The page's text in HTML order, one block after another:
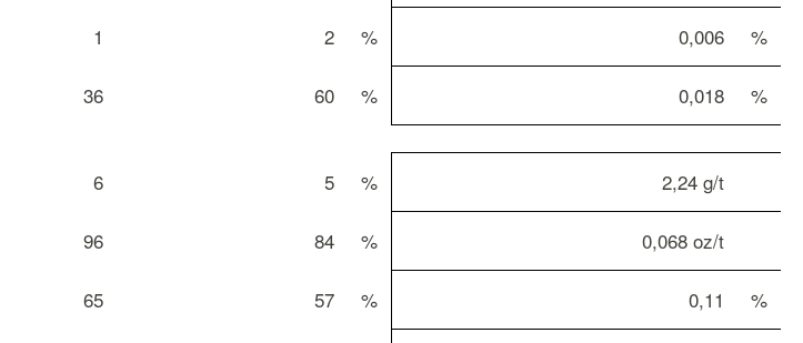
1 2 % 0,006 %
36 60 % 0,018 %
6 5 % 2,24 g/t
96 84 % 0,068 oz/t
65 57 % 0,11 %